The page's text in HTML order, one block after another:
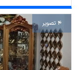
4 تصویر